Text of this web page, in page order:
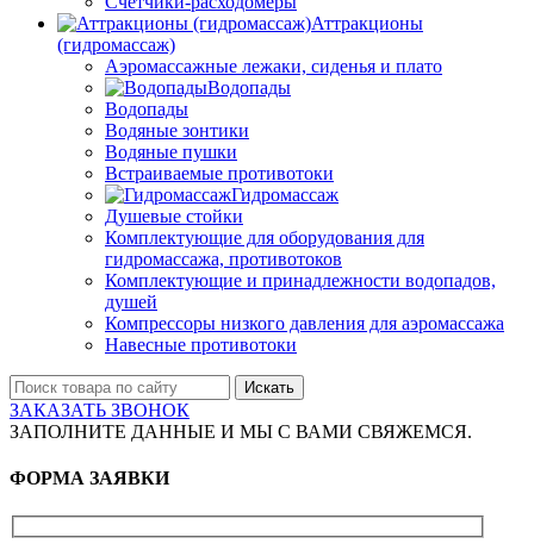
Аттракционы
(гидромассаж)
Аэромассажные лежаки, сиденья и плато
Водопады
Водопады
Водяные зонтики
Водяные пушки
Встраиваемые противотоки
Гидромассаж
Душевые стойки
Комплектующие для оборудования для
гидромассажа, противотоков
Комплектующие и принадлежности водопадов,
душей
Компрессоры низкого давления для аэромассажа
Навесные противотоки
Искать
ЗАКАЗАТЬ ЗВОНОК
ЗАПОЛНИТЕ ДАННЫЕ И МЫ С ВАМИ СВЯЖЕМСЯ.
ФОРМА ЗАЯВКИ